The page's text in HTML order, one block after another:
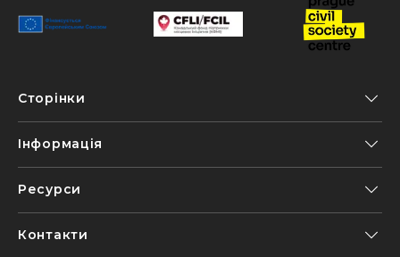
Сторінки
Інформація
Ресурси
Контакти